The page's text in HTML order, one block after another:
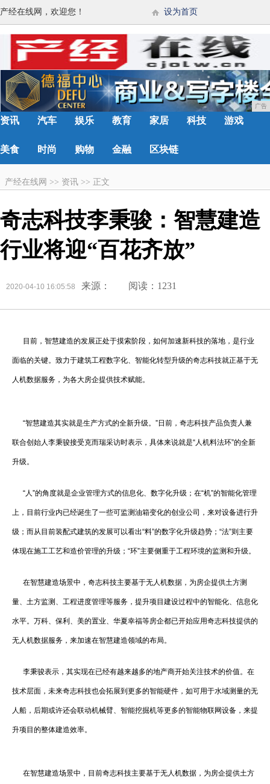
产经在线网，欢迎您！ 设为首页
广告
资讯 汽车 娱乐 教育 家居 科技 游戏
美食 时尚 购物 金融 区块链
产经在线网 >> 资讯 >> 正文
奇志科技李秉骏：智慧建造
行业将迎“百花齐放”
2020-04-10 16:05:58 来源： 阅读：1231
目前，智慧建造的发展正处于摸索阶段，如何加速新科技的落地，是行业
面临的关键。致力于建筑工程数字化、智能化转型升级的奇志科技就正基于无
人机数据服务，为各大房企提供技术赋能。
“智慧建造其实就是生产方式的全新升级。”日前，奇志科技产品负责人兼
联合创始人李秉骏接受克而瑞采访时表示，具体来说就是“人机料法环”的全新
升级。
“人”的角度就是企业管理方式的信息化、数字化升级；在“机”的智能化管理
上，目前行业内已经诞生了一些可监测油箱变化的创业公司，来对设备进行升
级；而从目前装配式建筑的发展可以看出“料”的数字化升级趋势；“法”则主要
体现在施工工艺和造价管理的升级；“环”主要侧重于工程环境的监测和升级。
在智慧建造场景中，奇志科技主要基于无人机数据，为房企提供土方测
量、土方监测、工程进度管理等服务，提升项目建设过程中的智能化、信息化
水平。万科、保利、美的置业、华夏幸福等房企都已开始应用奇志科技提供的
无人机数据服务，来加速在智慧建造领域的布局。
李秉骏表示，其实现在已经有越来越多的地产商开始关注技术的价值。在
技术层面，未来奇志科技也会拓展到更多的智能硬件，如可用于水域测量的无
人船，后期或许还会联动机械臂、智能挖掘机等更多的智能物联网设备，来提
升项目的整体建造效率。
在智慧建造场景中，目前奇志科技主要基于无人机数据，为房企提供土方